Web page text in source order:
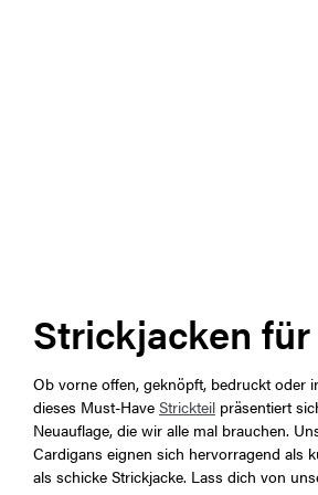
Strickjacken
Ob vorne offen, geknöpft, bedruckt oder
dieses Must-Have Strickteil präsentiert
Neuauflage, die wir alle mal brauchen.
Cardigans eignen sich hervorragend als
als schicke Strickjacke. Lass dich von